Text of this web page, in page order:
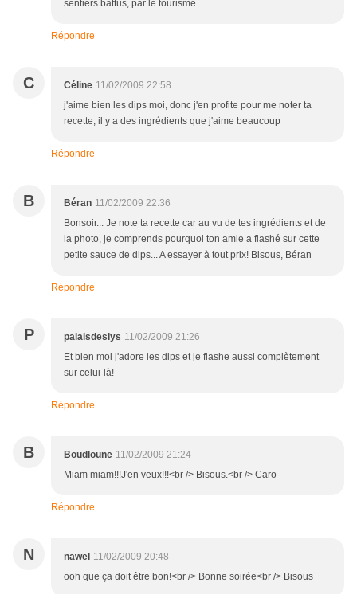
sentiers battus, par le tourisme.
Répondre
C Céline 11/02/2009 22:58
j'aime bien les dips moi, donc j'en profite pour me noter ta
recette, il y a des ingrédients que j'aime beaucoup
Répondre
B Béran 11/02/2009 22:36
Bonsoir... Je note ta recette car au vu de tes ingrédients et de
la photo, je comprends pourquoi ton amie a flashé sur cette
petite sauce de dips... A essayer à tout prix! Bisous, Béran
Répondre
P palaisdeslys 11/02/2009 21:26
Et bien moi j'adore les dips et je flashe aussi complètement
sur celui-là!
Répondre
B Boudloune 11/02/2009 21:24
Miam miam!!!J'en veux!!!<br /> Bisous.<br /> Caro
Répondre
N nawel 11/02/2009 20:48
ooh que ça doit être bon!<br /> Bonne soirée<br /> Bisous